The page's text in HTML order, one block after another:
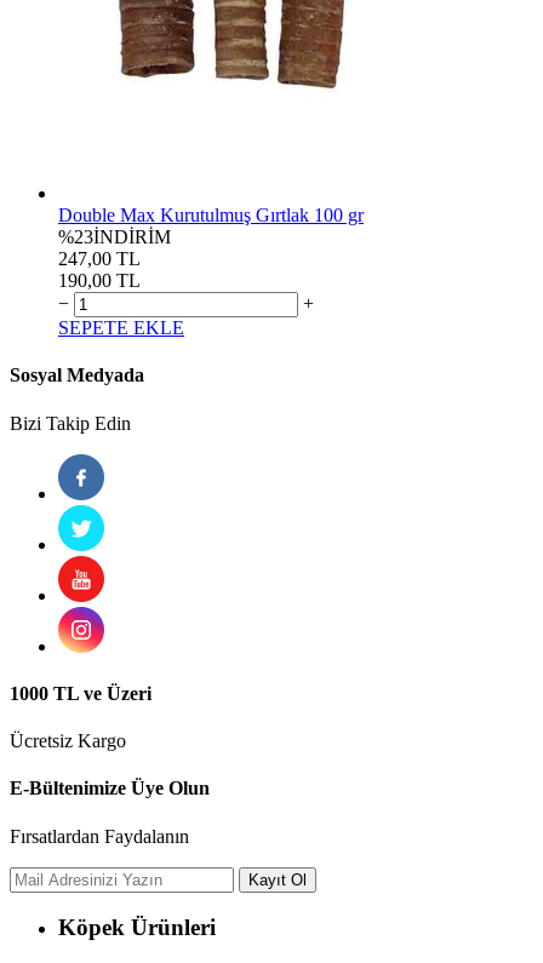
Double Max Kurutulmuş Gırtlak 100 gr
%23İNDİRİM
247,00 TL
190,00 TL
−
+
SEPETE EKLE
Sosyal Medyada
Bizi Takip Edin
1000 TL ve Üzeri
Ücretsiz Kargo
E-Bültenimize Üye Olun
Fırsatlardan Faydalanın
Köpek Ürünleri